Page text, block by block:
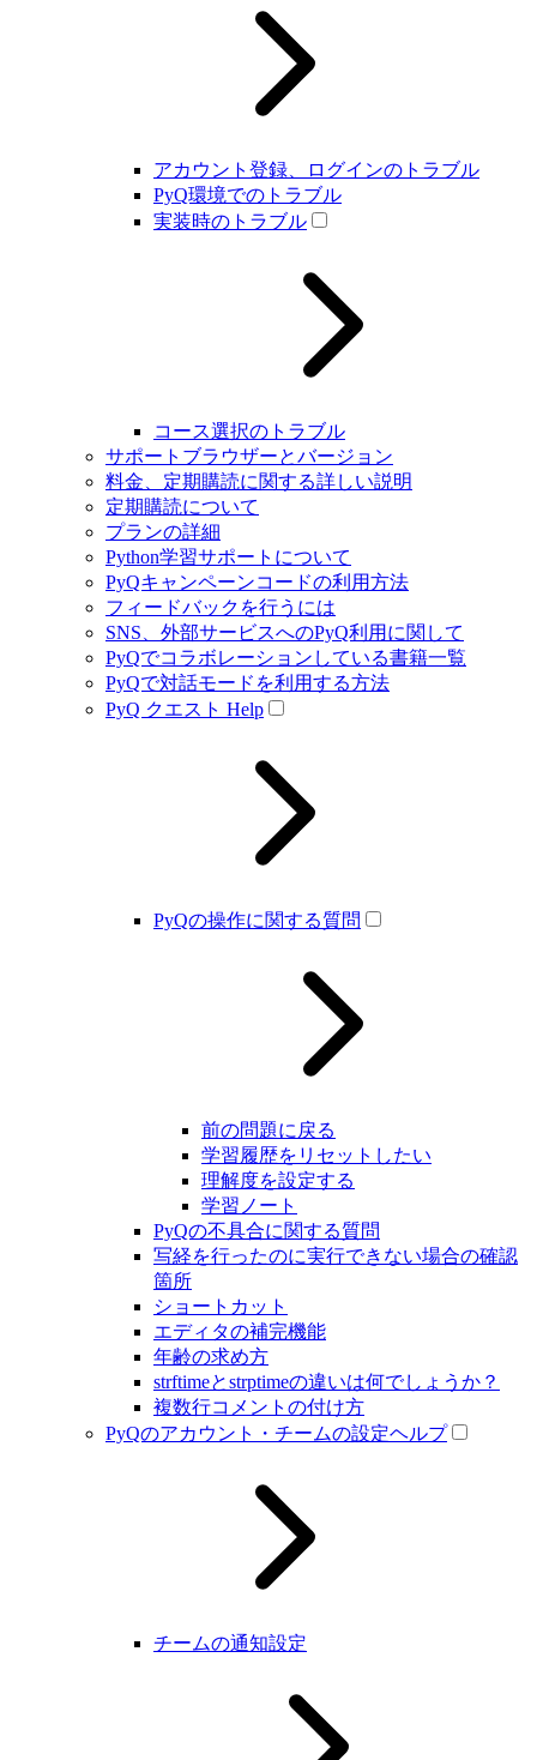
アカウント登録、ログインのトラブル
PyQ環境でのトラブル
実装時のトラブル
コース選択のトラブル
サポートブラウザーとバージョン
料金、定期購読に関する詳しい説明
定期購読について
プランの詳細
Python学習サポートについて
PyQキャンペーンコードの利用方法
フィードバックを行うには
SNS、外部サービスへのPyQ利用に関して
PyQでコラボレーションしている書籍一覧
PyQで対話モードを利用する方法
PyQ クエスト Help
PyQの操作に関する質問
前の問題に戻る
学習履歴をリセットしたい
理解度を設定する
学習ノート
PyQの不具合に関する質問
写経を行ったのに実行できない場合の確認
箇所
ショートカット
エディタの補完機能
年齢の求め方
strftimeとstrptimeの違いは何でしょうか？
複数行コメントの付け方
PyQのアカウント・チームの設定ヘルプ
チームの通知設定